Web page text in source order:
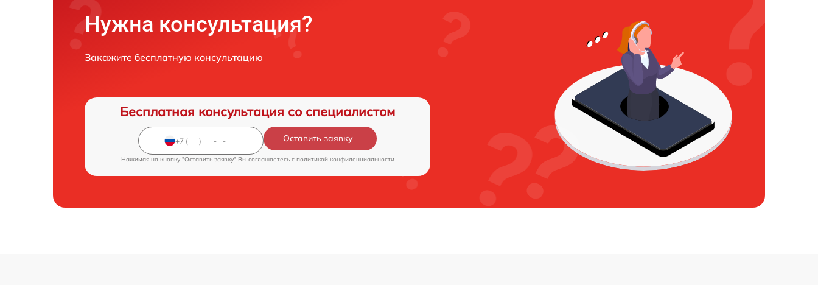
Нужна консультация?
Закажите бесплатную консультацию
Бесплатная консультация со специалистом
Оставить заявку
Нажимая на кнопку "Оставить заявку" Вы соглашаетесь c политикой конфиденциальности